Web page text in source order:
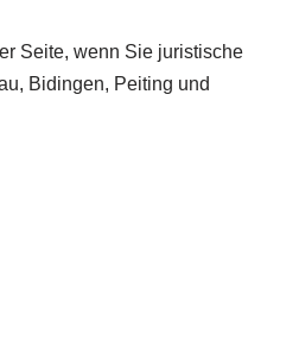
Seite, wenn Sie juristische
Bidingen, Peiting und